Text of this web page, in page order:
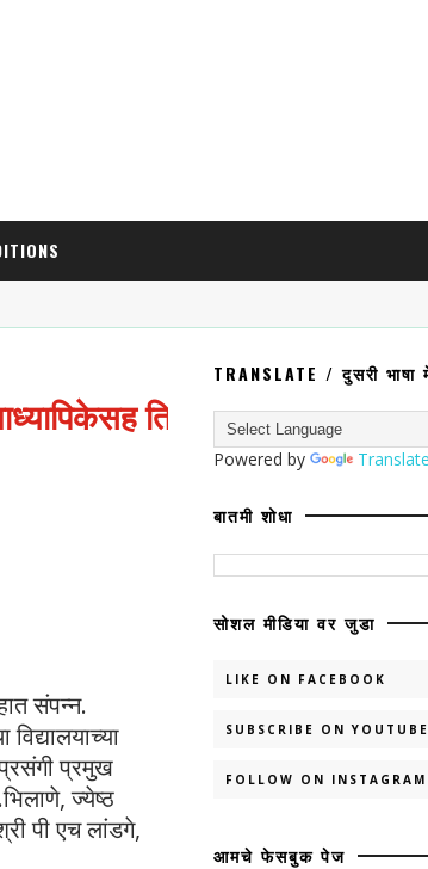
तिघांविरुद्ध
संपन्न.
प्रमुख
ज्येष्ठ
पी एच लांडगे,
TRANSLATE / दुसरी भाषा
Powered by Translate
बातमी शोधा
सोशल मीडिया वर जुडा
LIKE ON FACEBOOK
SUBSCRIBE ON YOUTUBE
FOLLOW ON INSTAGRAM
आमचे फेसबुक पेज